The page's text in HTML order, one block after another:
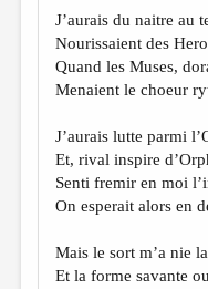
ЭССЕИСТИКА
ПУБЛИЦИСТИКА
РЕЦЕНЗИРОВАНИЕ
ТРЕДИАКОВСКИЙ
J’aurais du naitre au
Nourissaient des
Quand les Muses,
Menaient le choeur
J’aurais lutte parmi
Et, rival inspire
Senti fremir en moi
On esperait alors en
Mais le sort m’a nie
Et la forme savante